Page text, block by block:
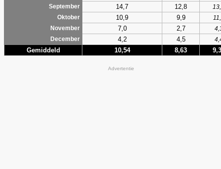
September
14,7 12,8
Oktober
10,9 9,9
November
7,0 2,7
December
4,2 4,5
Gemiddeld 10,54 8,63
Advertentie